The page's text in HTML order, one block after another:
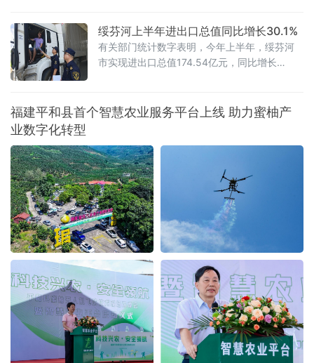
务部门围绕社保费政策最新规定、申报缴费全
流程操作
绥芬河上半年进出口总值同比增长30.1%
有关部门统计数字表明，今年上半年，绥芬河
市实现进出口总值174.54亿元，同比增长
福建平和县首个智慧农业服务平台上线 助力蜜柚产
业数字化转型